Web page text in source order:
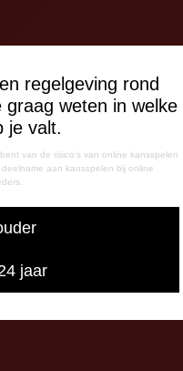
regelgeving rond
graag weten in welke
je valt.
van de risico's van online kansspelen
aan kansspelen bij online
jaar